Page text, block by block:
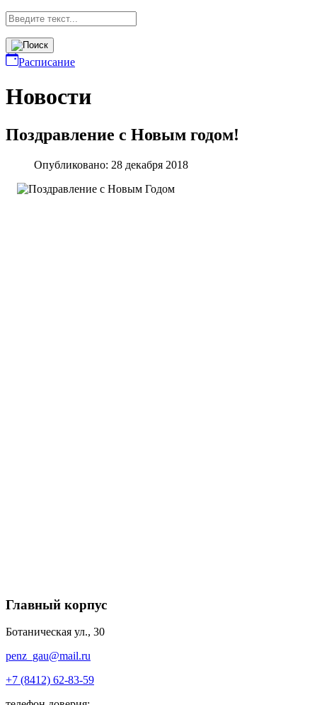
Расписание
Новости
Поздравление с Новым годом!
Опубликовано: 28 декабря 2018
Главный корпус
Ботаническая ул., 30
penz_gau@mail.ru
+7 (8412) 62-83-59